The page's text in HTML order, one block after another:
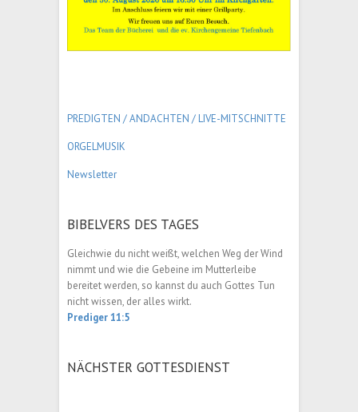
PREDIGTEN / ANDACHTEN / LIVE-MITSCHNITTE
ORGELMUSIK
Newsletter
BIBELVERS DES TAGES
Gleichwie du nicht weißt, welchen Weg der Wind
nimmt und wie die Gebeine im Mutterleibe
bereitet werden, so kannst du auch Gottes Tun
nicht wissen, der alles wirkt.
Prediger 11:5
NÄCHSTER GOTTESDIENST